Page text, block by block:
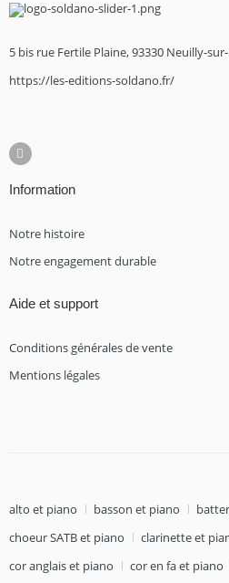
5 bis rue Fertile Plaine, 93330 Neuilly-
https://les-editions-soldano.fr/
Information
Notre histoire
Notre engagement durable
Aide et support
Conditions générales de vente
Mentions légales
alto et piano basson et piano
choeur SATB et piano
clarinette et
cor anglais et piano
cor en fa et piano